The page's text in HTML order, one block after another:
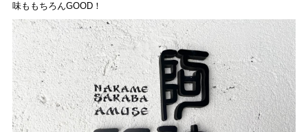
味ももちろんGOOD！